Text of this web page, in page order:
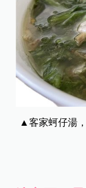
▲ 客家蚵仔湯